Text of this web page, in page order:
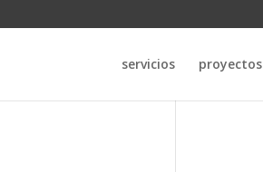
servicios proyectos